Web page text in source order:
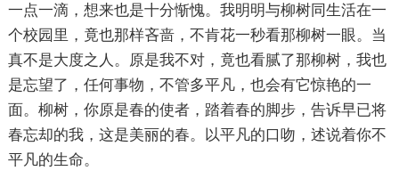
一点一滴，想来也是十分惭愧。我明明与柳树同生活在一
个校园里，竟也那样吝啬，不肯花一秒看那柳树一眼。当
真不是大度之人。原是我不对，竟也看腻了那柳树，我也
是忘望了，任何事物，不管多平凡，也会有它惊艳的一
面。柳树，你原是春的使者，踏着春的脚步，告诉早已将
春忘却的我，这是美丽的春。以平凡的口吻，述说着你不
平凡的生命。